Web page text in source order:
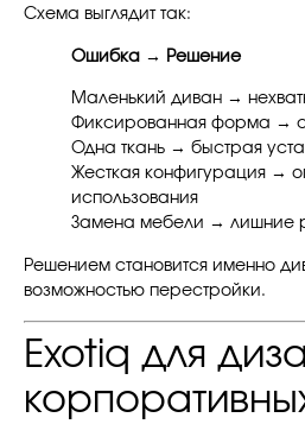
Схема выглядит так:
Ошибка → Решение
Маленький диван →
Фиксированная форма →
Одна ткань → быстрая
Жесткая конфигурация →
использования
Замена мебели → лишние
Решением становится именно
возможностью перестройки.
Exotiq для